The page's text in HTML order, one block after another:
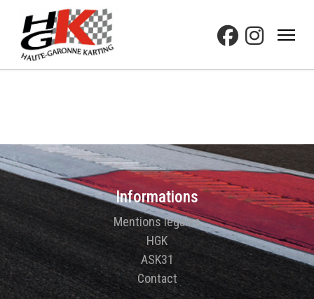
Informations
Mentions légales
HGK
ASK31
Contact